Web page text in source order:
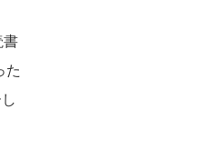
書
た